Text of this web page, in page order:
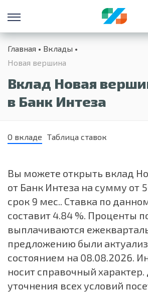
Главная
Вклады
Новая вершина
Вклад Новая
в Банк Интеза
О вкладе Таблица ставок
Вы можете открыть вклад
от Банк Интеза на сумму от
срок 9 мес.. Ставка по
составит 4.84 %. Проценты
выплачиваются
предложению были
состоянием на 08.08.2026.
носит справочный характер.
уточнения всех условий